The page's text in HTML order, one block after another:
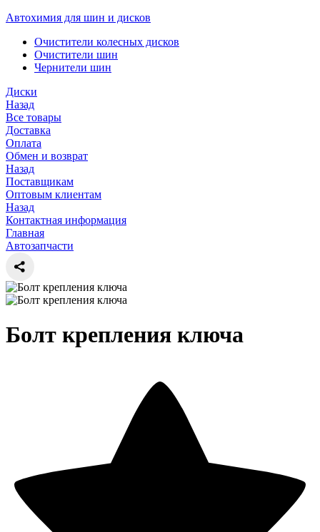
Автохимия для шин и дисков
Очистители колесных дисков
Очистители шин
Чернители шин
Диски
Назад
Все товары
Доставка
Оплата
Обмен и возврат
Назад
Поставщикам
Оптовым клиентам
Назад
Контактная информация
Главная
Автозапчасти
Болт крепления ключа